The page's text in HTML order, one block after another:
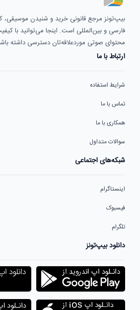
بیپ‌تونز مرجع قانونی خرید و شنیدن
فارسی و بین‌المللی است. اینجا می‌توانید با
محتوای صوتی موردعلاقه‌تان دسترسی داشته
ارتباط با ما
شرایط استفاده
تماس با ما
همکاری با ما
سوالات متداول
شبکه‌های اجتماعی
اینستاگرام
فیسبوک
تلگرام
دانلود بیپ‌تونز